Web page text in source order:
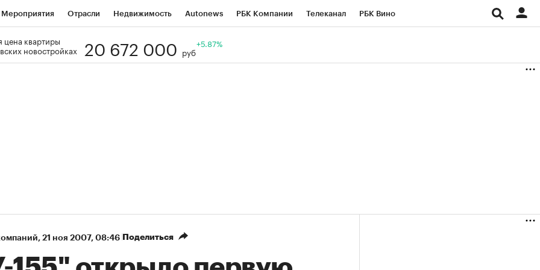
Мероприятия Отрасли Недвижимость Autonews РБК Компании Телеканал РБК Вино
Визионеры
цена квартиры
новостройках
20 672 000 руб
+5.87%
⁠, 21 ноя 2007, 08:46 Поделиться